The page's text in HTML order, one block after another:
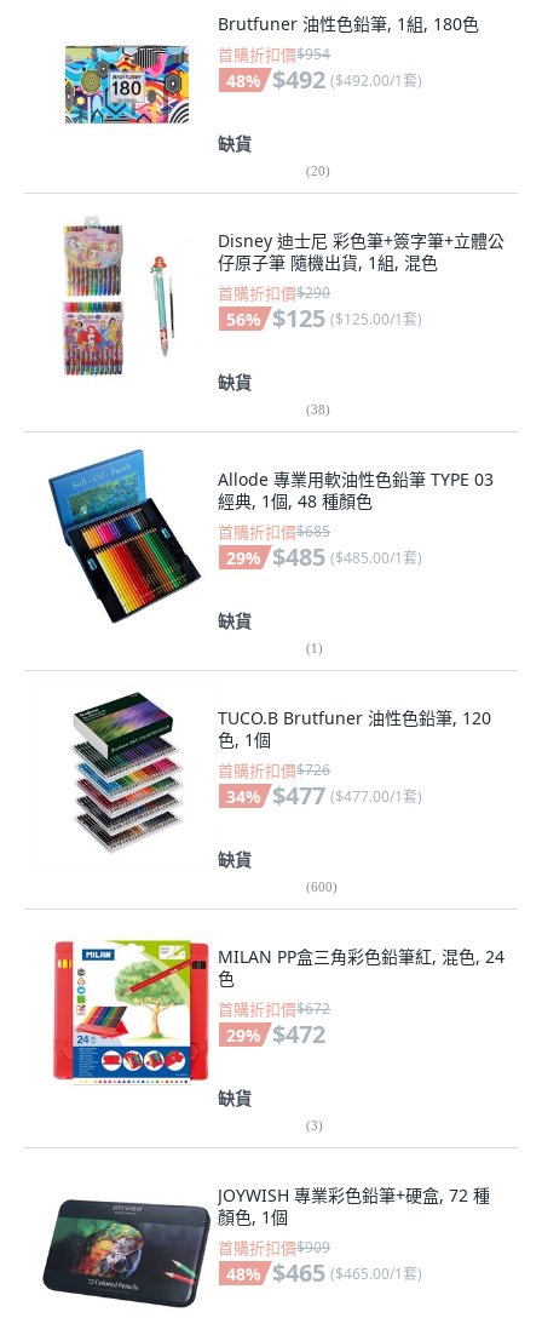
Brutfuner 油性色鉛筆, 1組, 180色
首購折扣價$954
48% $492 ($492.00/1套)
缺貨
(20)
Disney 迪士尼 彩色筆+簽字筆+立體公
仔原子筆 隨機出貨, 1組, 混色
首購折扣價$290
56% $125 ($125.00/1套)
缺貨
(38)
Allode 專業用軟油性色鉛筆 TYPE 03
經典, 1個, 48 種顏色
首購折扣價$685
29% $485 ($485.00/1套)
缺貨
(1)
TUCO.B Brutfuner 油性色鉛筆, 120
色, 1個
首購折扣價$726
34% $477 ($477.00/1套)
缺貨
(600)
MILAN PP盒三角彩色鉛筆紅, 混色, 24
色
首購折扣價$672
29% $472
缺貨
(3)
JOYWISH 專業彩色鉛筆+硬盒, 72 種
顏色, 1個
首購折扣價$909
48% $465 ($465.00/1套)